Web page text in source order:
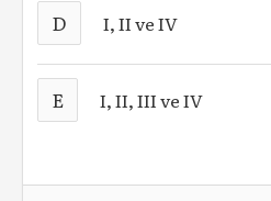
D I, II ve IV
E I, II, III ve IV